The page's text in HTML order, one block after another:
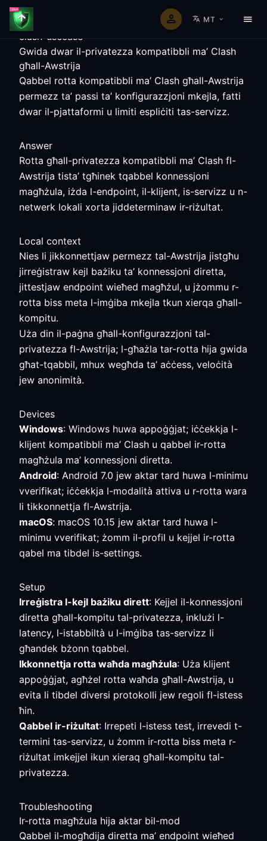
MT
clash-usecase
Gwida dwar il-privatezza kompatibbli ma’ Clash
għall-Awstrija
Qabbel rotta kompatibbli ma’ Clash għall-Awstrija
permezz ta’ passi ta’ konfigurazzjoni mkejla, fatti
dwar il-pjattaformi u limiti espliċiti tas-servizz.
Answer
Rotta għall-privatezza kompatibbli ma’ Clash fl-
Awstrija tista’ tgħinek tqabbel konnessjoni
magħżula, iżda l-endpoint, il-klijent, is-servizz u n-
netwerk lokali xorta jiddeterminaw ir-riżultat.
Local context
Nies li jikkonnettjaw permezz tal-Awstrija jistgħu
jirreġistraw kejl bażiku ta’ konnessjoni diretta,
jittestjaw endpoint wieħed magħżul, u jżommu r-
rotta biss meta l-imġiba mkejla tkun xierqa għall-
kompitu.
Uża din il-paġna għall-konfigurazzjoni tal-
privatezza fl-Awstrija; l-għażla tar-rotta hija gwida
għat-tqabbil, mhux wegħda ta’ aċċess, veloċità
jew anonimità.
Devices
Windows: Windows huwa appoġġjat; iċċekkja l-
klijent kompatibbli ma’ Clash u qabbel ir-rotta
magħżula ma’ konnessjoni diretta.
Android: Android 7.0 jew aktar tard huwa l-minimu
vverifikat; iċċekkja l-modalità attiva u r-rotta wara
li tikkonnettja fl-Awstrija.
macOS: macOS 10.15 jew aktar tard huwa l-
minimu vverifikat; żomm il-profil u kejjel ir-rotta
qabel ma tibdel is-settings.
Setup
Irreġistra l-kejl bażiku dirett: Kejjel il-konnessjoni
diretta għall-kompitu tal-privatezza, inklużi l-
latency, l-istabbiltà u l-imġiba tas-servizz li
għandek bżonn tqabbel.
Ikkonnettja rotta waħda magħżula: Uża klijent
appoġġjat, agħżel rotta waħda għall-Awstrija, u
evita li tibdel diversi protokolli jew regoli fl-istess
ħin.
Qabbel ir-riżultat: Irrepeti l-istess test, irrevedi t-
termini tas-servizz, u żomm ir-rotta biss meta r-
riżultat imkejjel ikun xieraq għall-kompitu tal-
privatezza.
Troubleshooting
Ir-rotta magħżula hija aktar bil-mod
Qabbel il-mogħdija diretta ma’ endpoint wieħed